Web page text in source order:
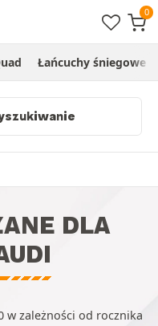
Łańcuchy śniegowe
DLA
w zależności od rocznika